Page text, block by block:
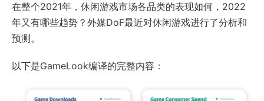
在整个2021年，休闲游戏市场各品类的表现如何，2022
年又有哪些趋势？外媒DoF最近对休闲游戏进行了分析和
预测。
以下是GameLook编译的完整内容：